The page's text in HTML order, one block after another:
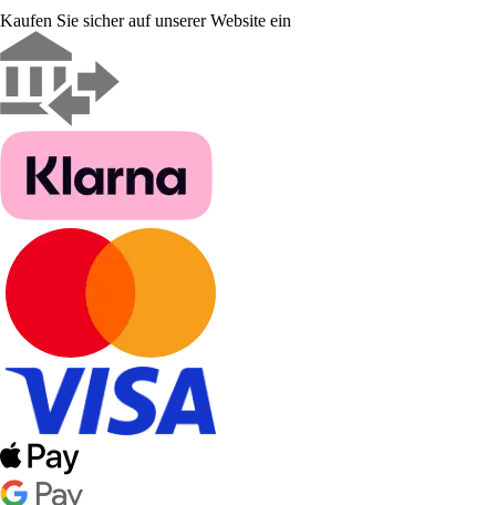
Kaufen Sie sicher auf unserer Website ein